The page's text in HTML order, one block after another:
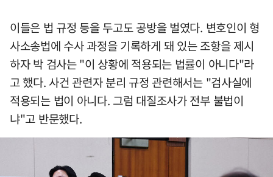
이들은 법 규정 등을 두고도 공방을 벌였다. 변호인이 형
사소송법에 수사 과정을 기록하게 돼 있는 조항을 제시
하자 박 검사는 "이 상황에 적용되는 법률이 아니다"라
고 했다. 사건 관련자 분리 규정 관련해서는 "검사실에
적용되는 법이 아니다. 그럼 대질조사가 전부 불법이
냐"고 반문했다.